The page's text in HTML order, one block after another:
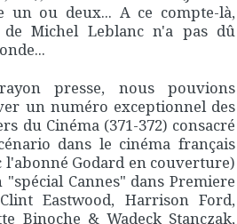
un ou deux... A ce compte-là,
de Michel Leblanc n'a pas dû
presse, nous pouvions
un numéro exceptionnel des
du Cinéma(371-372) consacré
dans le cinéma français
l'abonné Godard en couverture)
"spécial Cannes" dans Premiere
Eastwood, Harrison Ford,
Binoche & Wadeck Stanczak,